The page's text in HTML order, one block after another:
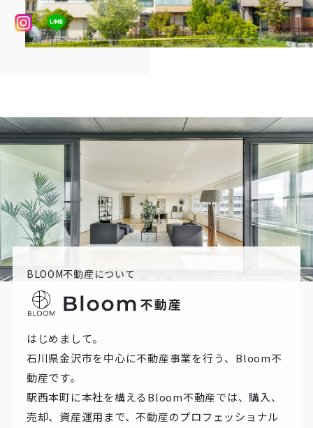
BLOOM不動産について
はじめまして。
石川県金沢市を中心に不動産事業を行う、Bloom不
動産です。
駅西本町に本社を構えるBloom不動産では、購入、
売却、資産運用まで、不動産のプロフェッショナル